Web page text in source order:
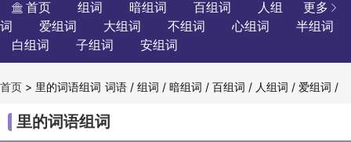
更多 
 首页 组词 暗组词 百组词
人组
词
爱组词 大组词 不组词 心组词
半组词
白组词
子组词 安组词
词语 /组词 /暗组词 /百组词 / 人组词 /爱组词 /
词
首页 > 里的词语组词
里的词语组词